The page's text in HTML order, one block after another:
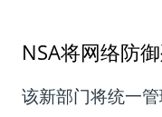
NSA将网络防
该新部门将统一